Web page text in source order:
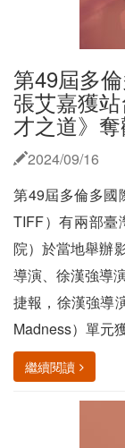
第49屆多
張艾嘉獲
才之道》
2024/09/16
第49屆多倫多國
TIFF）有兩部臺
院）於當地舉辦
導演、徐漢強導
捷報，徐漢強導
Madness）單元
繼續閱讀